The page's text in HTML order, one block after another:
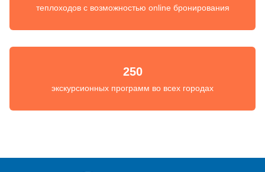
теплоходов с возможностью online бронирования
250
экскурсионных программ во всех городах